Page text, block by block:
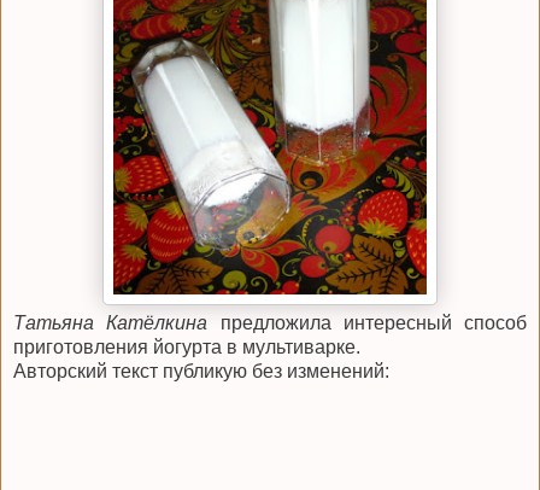
Татьяна Катёлкина предложила интересный способ
приготовления йогурта в мультиварке.
Авторский текст публикую без изменений: